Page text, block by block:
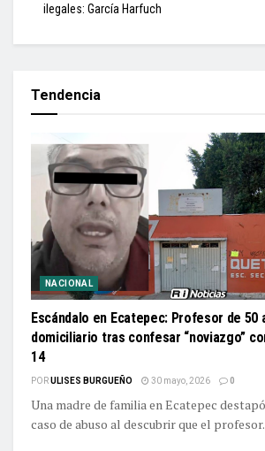
ilegales: García Harfuch
Tendencia
NACIONAL
Escándalo en Ecatepec: Profesor de
domiciliario tras confesar “noviazgo”
14
PORULISES BURGUEÑO 30 mayo, 2026 0
Una madre de familia en Ecatepec
caso de abuso al descubrir que el